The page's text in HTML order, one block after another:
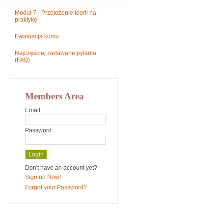
Moduł 7 - Przełożenie teorii na
praktykę
Ewaluacja kursu
Najczęściej zadawane pytania
(FAQ)
Members Area
Email:
Password:
Don't have an account yet?
Sign up Now!
Forgot your Password?